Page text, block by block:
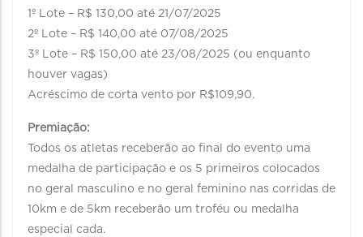
1º Lote – R$ 130,00 até 21/07/2025
2º Lote – R$ 140,00 até 07/08/2025
3º Lote – R$ 150,00 até 23/08/2025 (ou enquanto
houver vagas)
Acréscimo de corta vento por R$109,90.
Premiação:
Todos os atletas receberão ao final do evento uma
medalha de participação e os 5 primeiros colocados
no geral masculino e no geral feminino nas corridas de
10km e de 5km receberão um troféu ou medalha
especial cada.